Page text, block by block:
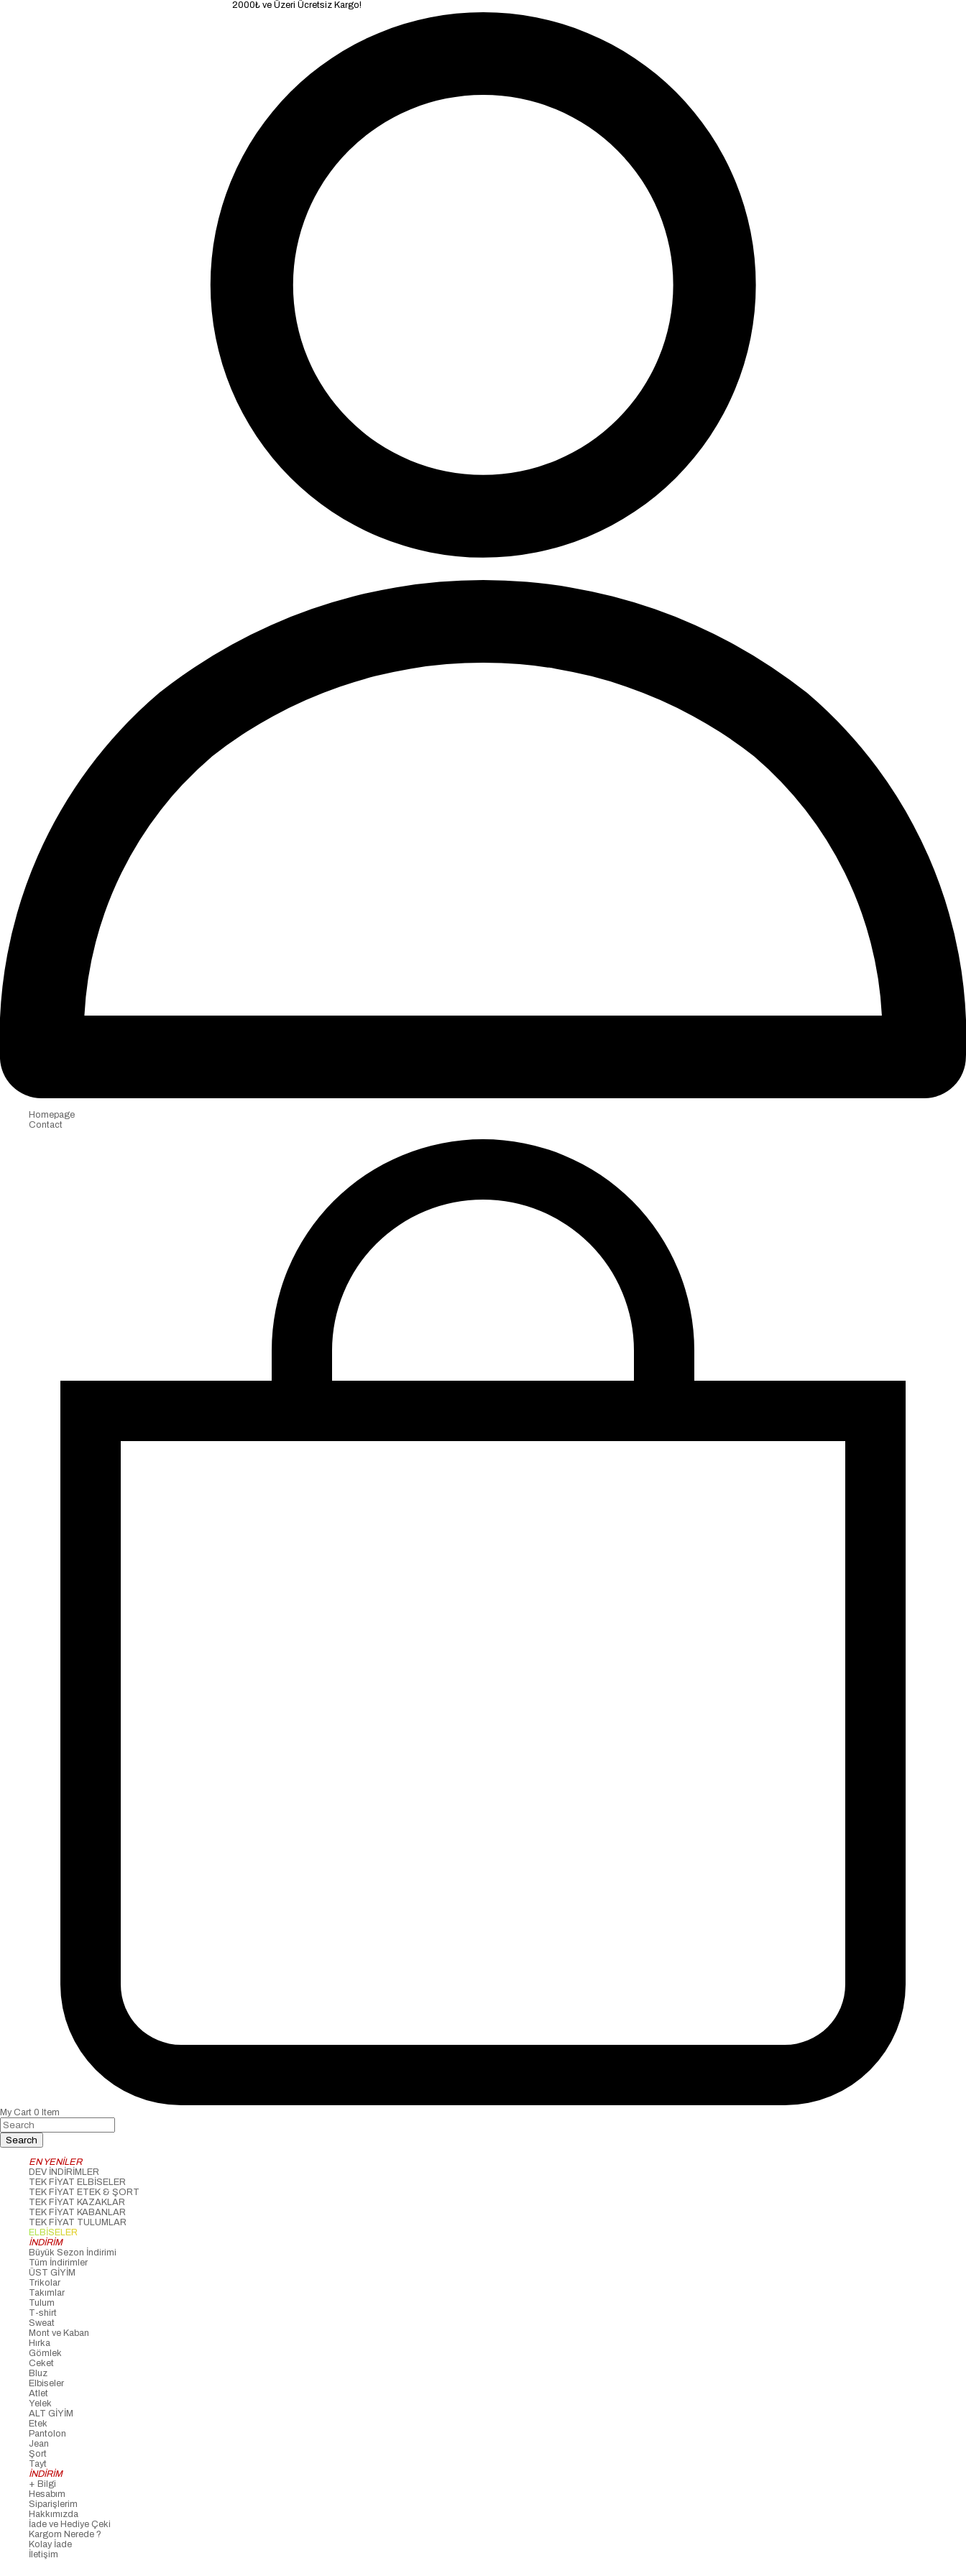
2000₺ ve Üzeri Ücretsiz Kargo!
Homepage
Contact
My Cart 0 Item
EN YENİLER
DEV İNDİRİMLER
TEK FİYAT ELBİSELER
TEK FİYAT ETEK & ŞORT
TEK FİYAT KAZAKLAR
TEK FİYAT KABANLAR
TEK FİYAT TULUMLAR
ELBİSELER
İNDİRİM
Büyük Sezon İndirimi
Tüm İndirimler
ÜST GİYİM
Trikolar
Takımlar
Tulum
T-shirt
Sweat
Mont ve Kaban
Hırka
Gömlek
Ceket
Bluz
Elbiseler
Atlet
Yelek
ALT GİYİM
Etek
Pantolon
Jean
Şort
Tayt
İNDİRİM
+ Bilgi
Hesabım
Siparişlerim
Hakkımızda
İade ve Hediye Çeki
Kargom Nerede ?
Kolay İade
İletişim